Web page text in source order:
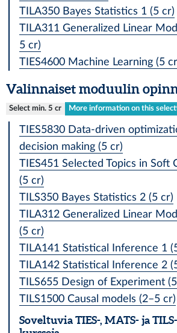
TILA350 Bayes Statistics 1 (5 cr)
TILA311 Generalized Linear
5 cr)
TIES4600 Machine Learning (5
Valinnaiset moduulin
Select min. 5 cr More information on this
TIES5830 Data-driven
decision making (5 cr)
TIES451 Selected Topics in Soft
(5 cr)
TILS350 Bayes Statistics 2 (5 cr)
TILA312 Generalized Linear
(5 cr)
TILA141 Statistical Inference 1
TILA142 Statistical Inference 2
TILS655 Design of Experiment
TILS1500 Causal models (2–5 cr)
Soveltuvia TIES-, MATS- ja